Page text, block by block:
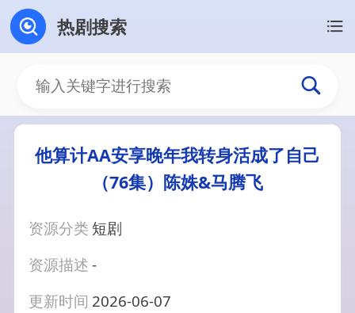
热剧搜索
他算计AA安享晚年我转身活成了自己
（76集）陈姝&马腾飞
资源分类 短剧
资源描述-
更新时间 2026-06-07